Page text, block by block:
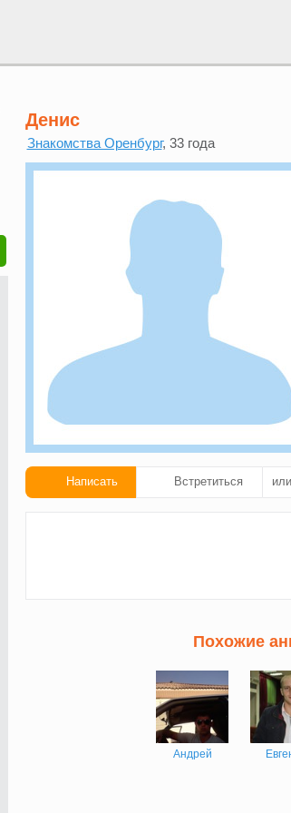
Денис
Знакомства Оренбург, 33 года
Написать Встретиться или
Похожие
Андрей